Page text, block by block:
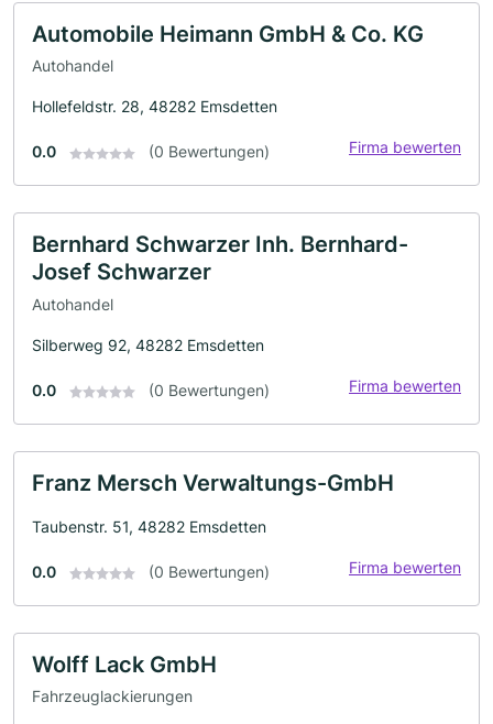
Automobile Heimann GmbH & Co. KG
Autohandel
Hollefeldstr. 28, 48282 Emsdetten
0.0 (0 Bewertungen) Firma bewerten
Bernhard Schwarzer Inh. Bernhard-
Josef Schwarzer
Autohandel
Silberweg 92, 48282 Emsdetten
0.0 (0 Bewertungen) Firma bewerten
Franz Mersch Verwaltungs-GmbH
Taubenstr. 51, 48282 Emsdetten
0.0 (0 Bewertungen) Firma bewerten
Wolff Lack GmbH
Fahrzeuglackierungen